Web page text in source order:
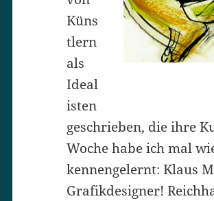
Küns
tlern
als
Ideal
isten
geschrieben, die ihre
Woche habe ich mal
kennengelernt: Klaus
Grafikdesigner!